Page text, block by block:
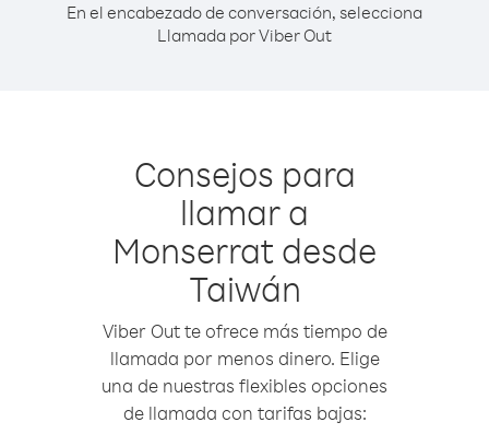
En el encabezado de conversación, selecciona
Llamada por Viber Out
Consejos para
llamar a
Monserrat desde
Taiwán
Viber Out te ofrece más tiempo de
llamada por menos dinero. Elige
una de nuestras flexibles opciones
de llamada con tarifas bajas: